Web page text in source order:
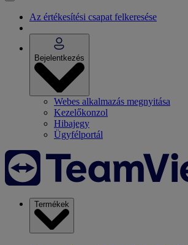
Az értékesítési csapat felkeresése
Bejelentkezés
Webes alkalmazás megnyitása
Kezelőkonzol
Hibajegy
Ügyfélportál
Termékek